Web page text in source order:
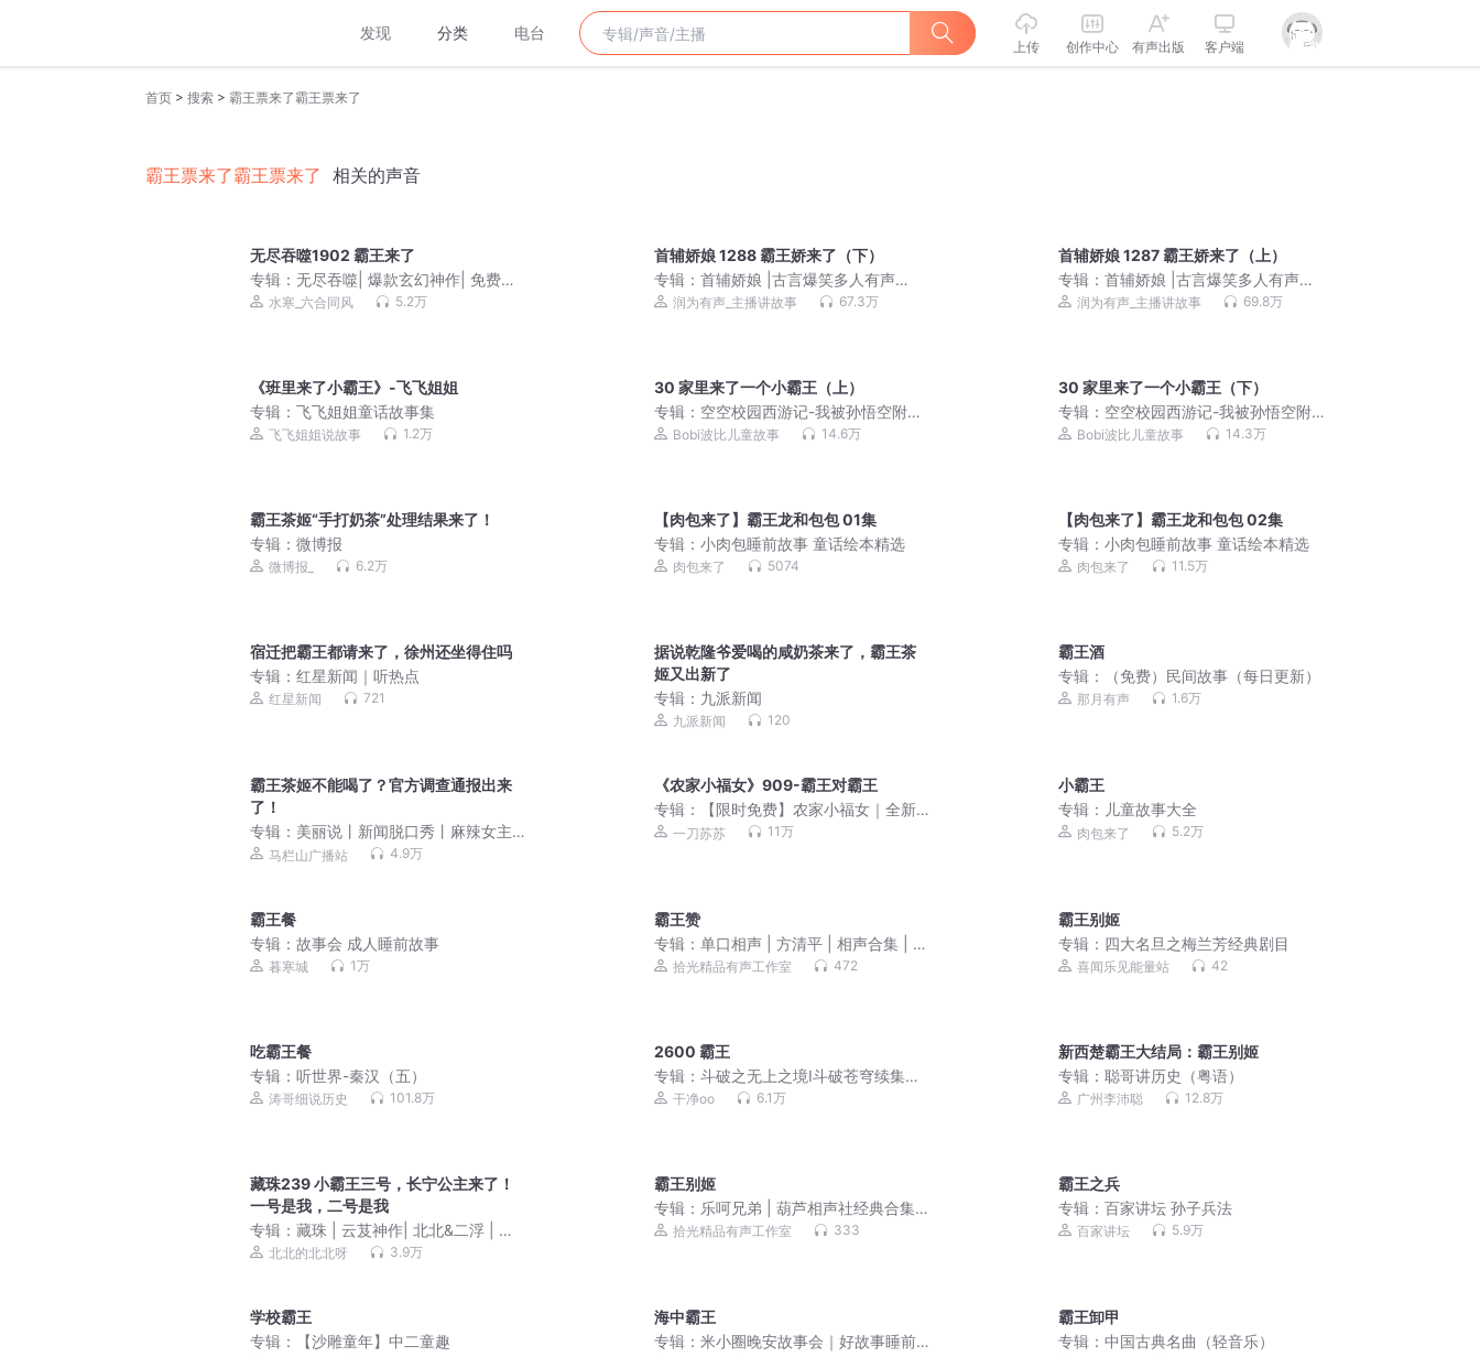
发现 分类 电台
上传 创作中心 有声出版 客户端
首页 > 搜索 > 霸王票来了霸王票来了
霸王票来了霸王票来了 相关的声音
无尽吞噬1902 霸王来了
专辑： 无尽吞噬| 爆款玄幻神作| 免费多
人有声剧
水寒_六合同风 5.2万
首辅娇娘 1288 霸王娇来了（下）
专辑：首辅娇娘 |古言爆笑多人有声
剧|VIP免费有声小说
润为有声_主播讲故事 67.3万
首辅娇娘 1287 霸王娇来了（上）
专辑：首辅娇娘 |古言爆笑多人有声
剧|VIP免费有声小说
润为有声_主播讲故事 69.8万
《班里来了小霸王》-飞飞姐姐
专辑： 飞飞姐姐童话故事集
飞飞姐姐说故事 1.2万
30 家里来了一个小霸王（上）
专辑： 空空校园西游记-我被孙悟空附身
了 Bobi波比儿童故事 14.6万
30 家里来了一个小霸王（下）
专辑： 空空校园西游记-我被孙悟空附身
了 Bobi波比儿童故事 14.3万
霸王茶姬“手打奶茶”处理结果来了！
专辑： 微博报
微博报_ 6.2万
【肉包来了】霸王龙和包包 01集
专辑：小肉包睡前故事 童话绘本精选
肉包来了 5074
【肉包来了】霸王龙和包包 02集
专辑：小肉包睡前故事 童话绘本精选
肉包来了 11.5万
宿迁把霸王都请来了，徐州还坐得住吗
专辑： 红星新闻｜听热点
红星新闻 721
据说乾隆爷爱喝的咸奶茶来了，霸王茶
姬又出新了
专辑： 九派新闻
九派新闻 120
霸王酒
专辑：
（免费）民间故事（每日更新）
那月有声 1.6万
霸王茶姬不能喝了？官方调查通报出来
了！
专辑： 美丽说丨新闻脱口秀丨麻辣女主
播 马栏山广播站 4.9万
《农家小福女》909-霸王对霸王
专辑：
【限时免费】农家小福女｜全新
阵容爆更版｜郁雨竹经典种田｜一刀苏
一刀苏苏 11万
小霸王
专辑： 儿童故事大全
肉包来了 5.2万
霸王餐
专辑： 故事会 成人睡前故事
暮寒城 1万
霸王赞
专辑：单口相声 | 方清平 | 相声合集 | 解
压|助眠
拾光精品有声工作室 472
霸王别姬
专辑： 四大名旦之梅兰芳经典剧目
喜闻乐见能量站 42
吃霸王餐
专辑： 听世界-秦汉（五）
涛哥细说历史 101.8万
2600 霸王
专辑：斗破之无上之境Ⅰ斗破苍穹续集多
人剧干净oo 6.1万
新西楚霸王大结局：霸王别姬
专辑：聪哥讲历史（粤语）
广州李沛聪 12.8万
藏珠239 小霸王三号，长宁公主来了！
一号是我，二号是我
专辑： 藏珠 | 云芨神作| 北北&二浮 | 重
生复仇 | 双强甜宠 | 轻松超爽文
北北的北北呀 3.9万
霸王别姬
专辑： 乐呵兄弟 | 葫芦相声社经典合集 |
高能爆笑
拾光精品有声工作室 333
霸王之兵
专辑：百家讲坛 孙子兵法
百家讲坛 5.9万
学校霸王
专辑：
【沙雕童年】中二童趣
海中霸王
专辑：米小圈晚安故事会｜好故事睡前
霸王卸甲
专辑：中国古典名曲（轻音乐）